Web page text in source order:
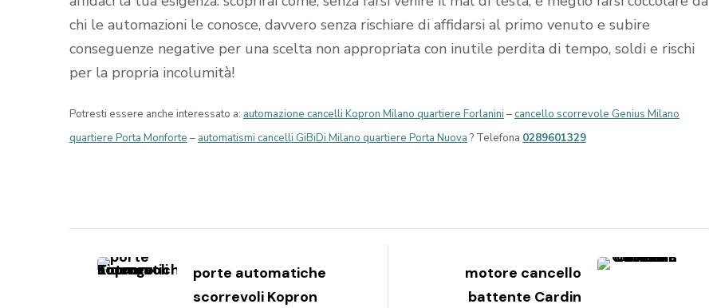
chi le automazioni le conosce, davvero senza rischiare di affidarsi al primo venuto e subire
conseguenze negative per una scelta non appropriata con inutile perdita di tempo, soldi e rischi
per la propria incolumità!
Potresti essere anche interessato a: automazione cancelli Kopron Milano quartiere Forlanini –cancello scorrevole Genius Milano
quartiere Porta Monforte – automatismi cancelli GiBiDi Milano quartiere Porta Nuova ? Telefona 0289601329
articoli
porte automatiche
scorrevoli Kopron
motore cancello
battente Cardin